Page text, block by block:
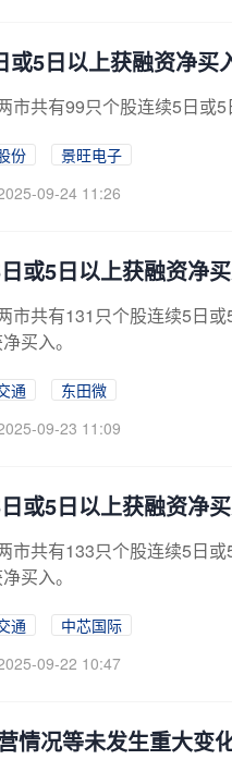
或5日以上获融资净买
市共有99只个股连续5日或
份
景旺电子
09-24 11:26
或5日以上获融资净
市共有131只个股连续5日
买入。
通
东田微
09-23 11:09
或5日以上获融资净
市共有133只个股连续5日
买入。
通
中芯国际
09-22 10:47
情况等未发生重大变